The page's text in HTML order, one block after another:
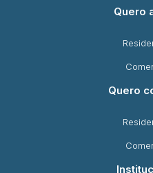
Quero
Quero